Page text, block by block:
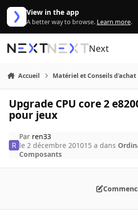
Aller au contenu
View in the app
A better way to browse. Learn more.
Next
Accueil Matériel et Conseils d'achat
Upgrade CPU core 2
pour jeux
Par ren33
le 2 décembre 201015 a dans
Composants